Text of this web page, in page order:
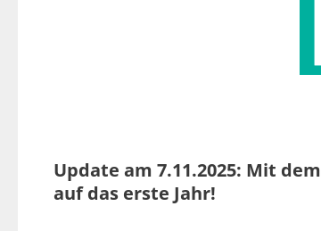
Update am 7.11.2025: Mit dem
auf das erste Jahr!